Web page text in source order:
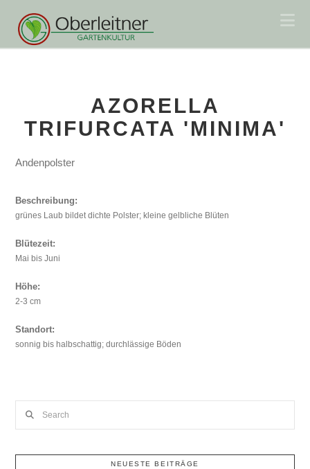
AZORELLA
TRIFURCATA 'MINIMA'
Andenpolster
Beschreibung:
grünes Laub bildet dichte Polster; kleine gelbliche Blüten
Blütezeit:
Mai bis Juni
Höhe:
2-3 cm
Standort:
sonnig bis halbschattig; durchlässige Böden
NEUESTE BEITRÄGE